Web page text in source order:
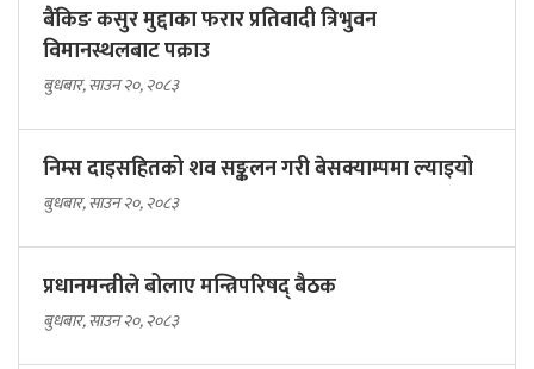
बैंकिङ कसुर मुद्दाका फरार प्रतिवादी त्रिभुवन
विमानस्थलबाट पक्राउ
बुधबार, साउन २०, २०८३
निम्स दाइसहितको शव सङ्कलन गरी बेसक्याम्पमा ल्याइयो
बुधबार, साउन २०, २०८३
प्रधानमन्त्रीले बोलाए मन्त्रिपरिषद् बैठक
बुधबार, साउन २०, २०८३